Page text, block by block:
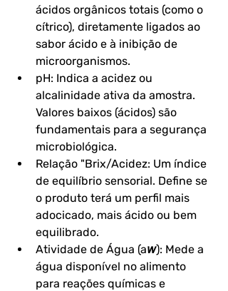
ácidos orgânicos totais (como o
cítrico), diretamente ligados ao
sabor ácido e à inibição de
microorganismos.
pH: Indica a acidez ou
alcalinidade ativa da amostra.
Valores baixos (ácidos) são
fundamentais para a segurança
microbiológica.
Relação "Brix/Acidez: Um índice
de equilíbrio sensorial. Define se
o produto terá um perfil mais
adocicado, mais ácido ou bem
equilibrado.
Atividade de Água (a𝘸): Mede a
água disponível no alimento
para reações químicas e